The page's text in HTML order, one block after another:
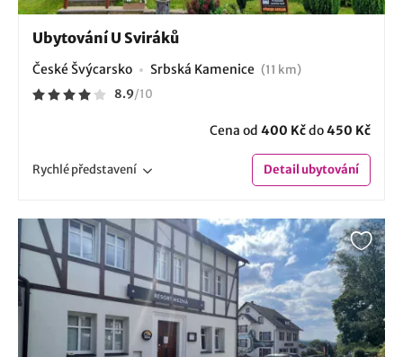
Ubytování U Sviráků
České Švýcarsko Srbská Kamenice (11 km)
8.9/10
Cena od 400 Kčdo450 Kč
Rychlépředstavení Detailubytování